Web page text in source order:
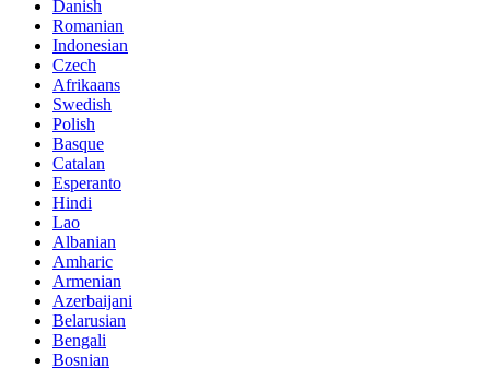
Danish
Romanian
Indonesian
Czech
Afrikaans
Swedish
Polish
Basque
Catalan
Esperanto
Hindi
Lao
Albanian
Amharic
Armenian
Azerbaijani
Belarusian
Bengali
Bosnian